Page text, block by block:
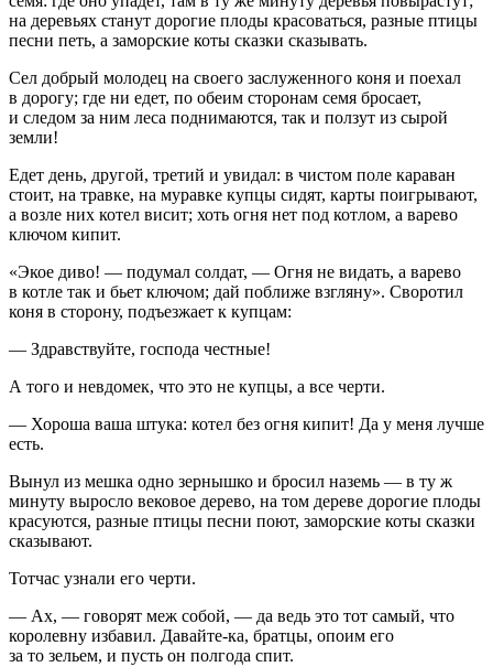
на деревьях станут дорогие плоды красоваться, разные птицы
песни петь, а заморские коты сказки сказывать.
Сел добрый молодец на своего заслуженного коня и поехал
в дорогу; где ни едет, по обеим сторонам семя бросает,
и следом за ним леса поднимаются, так и ползут из сырой
земли!
Едет день, другой, третий и увидал: в чистом поле караван
стоит, на травке, на муравке купцы сидят, карты поигрывают,
а возле них котел висит; хоть огня нет под котлом, а варево
ключом кипит.
«Экое диво! — подумал солдат, — Огня не видать, а варево
в котле так и бьет ключом; дай поближе взгляну». Своротил
коня в сторону, подъезжает к купцам:
— Здравствуйте, господа честные!
А того и невдомек, что это не купцы, а все черти.
— Хороша ваша штука: котел без огня кипит! Да у меня лучше
есть.
Вынул из мешка одно зернышко и бросил наземь — в ту ж
минуту выросло вековое дерево, на том дереве дорогие плоды
красуются, разные птицы песни поют, заморские коты сказки
сказывают.
Тотчас узнали его черти.
— Ах, — говорят меж собой, — да ведь это тот самый, что
королевну избавил. Давайте-ка, братцы, опоим его
за то зельем, и пусть он полгода спит.